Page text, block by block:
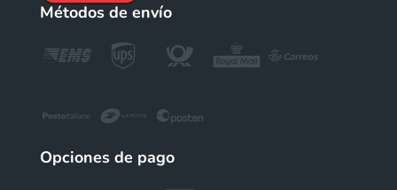
Métodos de envío
Opciones de pago